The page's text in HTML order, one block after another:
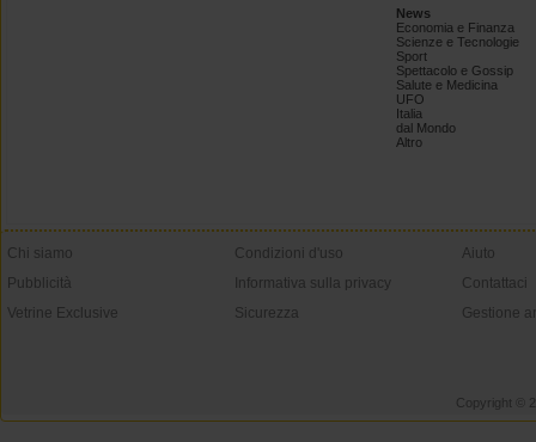
News
Economia e Finanza
Scienze e Tecnologie
Sport
Spettacolo e Gossip
Salute e Medicina
UFO
Italia
dal Mondo
Altro
Chi siamo
Pubblicità
Vetrine Exclusive
Condizioni d'uso
Informativa sulla privacy
Sicurezza
Aiuto
Contattaci
Gestione
Copyright ©